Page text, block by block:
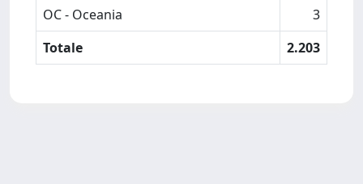
OC - Oceania
3
Totale
2.203